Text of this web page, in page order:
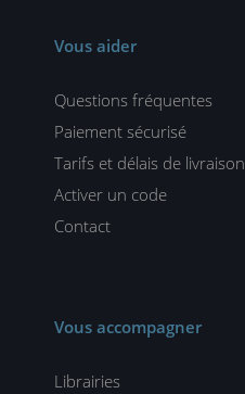
Vous aider
Questions fréquentes
Paiement sécurisé
Tarifs et délais de livraison
Activer un code
Contact
Vous accompagner
Librairies